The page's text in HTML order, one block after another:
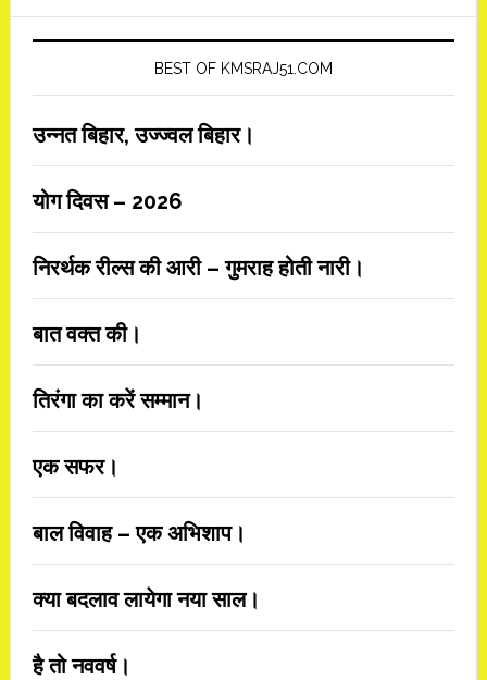
BEST OF KMSRAJ51.COM
उन्नत बिहार, उज्ज्वल बिहार।
योग दिवस – 2026
निरर्थक रील्स की आरी – गुमराह होती नारी।
बात वक्त की।
तिरंगा का करें सम्मान।
एक सफर।
बाल विवाह – एक अभिशाप।
क्या बदलाव लायेगा नया साल।
है तो नववर्ष।